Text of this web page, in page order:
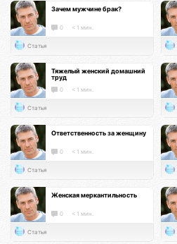
Зачем мужчине брак?
0 < 1 мин.
Статья
Тяжелый женский домашний
труд
0 < 1 мин.
Статья
Ответственность за женщину
0 < 1 мин.
Статья
Женская меркантильность
0 < 1 мин.
Статья